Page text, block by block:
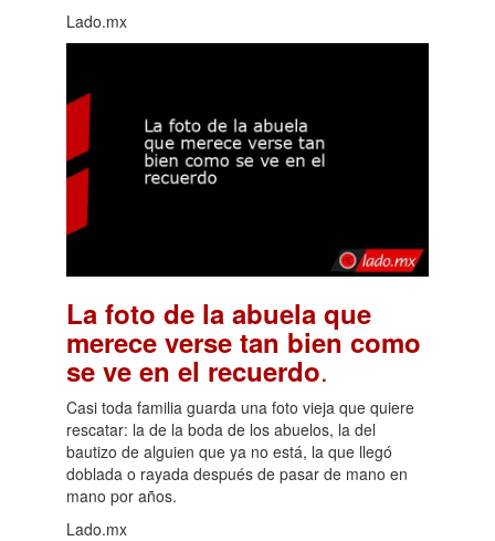
Lado.mx
La foto de la abuela que
merece verse tan bien como
se ve en el recuerdo.
Casi toda familia guarda una foto vieja que quiere
rescatar: la de la boda de los abuelos, la del
bautizo de alguien que ya no está, la que llegó
doblada o rayada después de pasar de mano en
mano por años.
Lado.mx